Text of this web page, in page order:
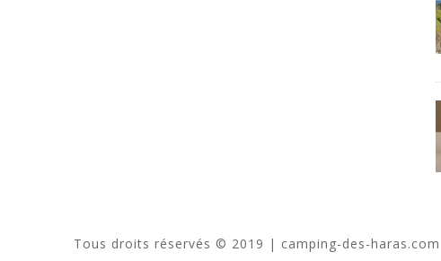
Tous droits réservés © 2019 | camping-des-haras.com